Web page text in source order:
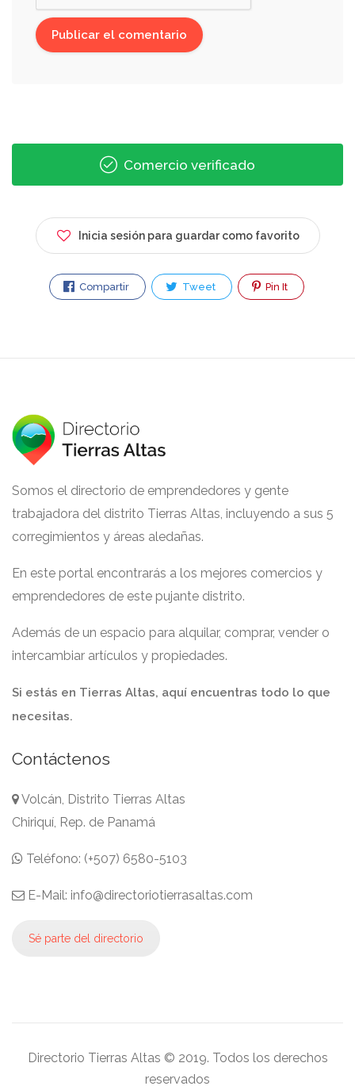
Comercio verificado
Inicia sesión para guardar como favorito
Compartir Tweet Pin It
Somos el directorio de emprendedores y gente
trabajadora del distrito Tierras Altas, incluyendo a sus 5
corregimientos y áreas aledañas.
En este portal encontrarás a los mejores comercios y
emprendedores de este pujante distrito.
Además de un espacio para alquilar, comprar, vender o
intercambiar artículos y propiedades.
Si estás en Tierras Altas, aquí encuentras todo lo que
necesitas.
Contáctenos
Volcán, Distrito Tierras Altas
Chiriquí, Rep. de Panamá
Teléfono: (+507) 6580-5103
E-Mail: info@directoriotierrasaltas.com
Sé parte del directorio
Directorio Tierras Altas © 2019. Todos los derechos
reservados